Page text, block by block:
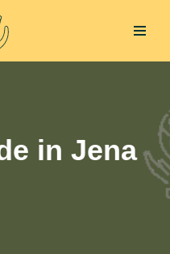
in Jena